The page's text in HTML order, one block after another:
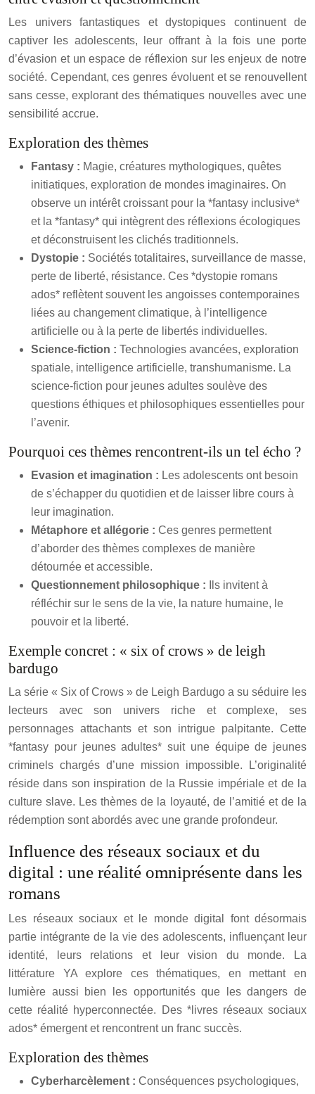
Les univers fantastiques et dystopiques continuent de
captiver les adolescents, leur offrant à la fois une porte
d’évasion et un espace de réflexion sur les enjeux de notre
société. Cependant, ces genres évoluent et se renouvellent
sans cesse, explorant des thématiques nouvelles avec une
sensibilité accrue.
Exploration des thèmes
Fantasy : Magie, créatures mythologiques, quêtes
initiatiques, exploration de mondes imaginaires. On
observe un intérêt croissant pour la *fantasy inclusive*
et la *fantasy* qui intègrent des réflexions écologiques
et déconstruisent les clichés traditionnels.
Dystopie : Sociétés totalitaires, surveillance de masse,
perte de liberté, résistance. Ces *dystopie romans
ados* reflètent souvent les angoisses contemporaines
liées au changement climatique, à l’intelligence
artificielle ou à la perte de libertés individuelles.
Science-fiction : Technologies avancées, exploration
spatiale, intelligence artificielle, transhumanisme. La
science-fiction pour jeunes adultes soulève des
questions éthiques et philosophiques essentielles pour
l’avenir.
Pourquoi ces thèmes rencontrent-ils un tel écho ?
Evasion et imagination : Les adolescents ont besoin
de s’échapper du quotidien et de laisser libre cours à
leur imagination.
Métaphore et allégorie : Ces genres permettent
d’aborder des thèmes complexes de manière
détournée et accessible.
Questionnement philosophique :
Ils invitent à
réfléchir sur le sens de la vie, la nature humaine, le
pouvoir et la liberté.
Exemple concret : « six of crows » de leigh
bardugo
La série « Six of Crows » de Leigh Bardugo a su séduire les
lecteurs avec son univers riche et complexe, ses
personnages attachants et son intrigue palpitante. Cette
*fantasy pour jeunes adultes* suit une équipe de jeunes
criminels chargés d’une mission impossible. L’originalité
réside dans son inspiration de la Russie impériale et de la
culture slave. Les thèmes de la loyauté, de l’amitié et de la
rédemption sont abordés avec une grande profondeur.
Influence des réseaux sociaux et du
digital : une réalité omniprésente dans les
romans
Les réseaux sociaux et le monde digital font désormais
partie intégrante de la vie des adolescents, influençant leur
identité, leurs relations et leur vision du monde. La
littérature YA explore ces thématiques, en mettant en
lumière aussi bien les opportunités que les dangers de
cette réalité hyperconnectée. Des *livres réseaux sociaux
ados* émergent et rencontrent un franc succès.
Exploration des thèmes
Cyberharcèlement : Conséquences psychologiques,